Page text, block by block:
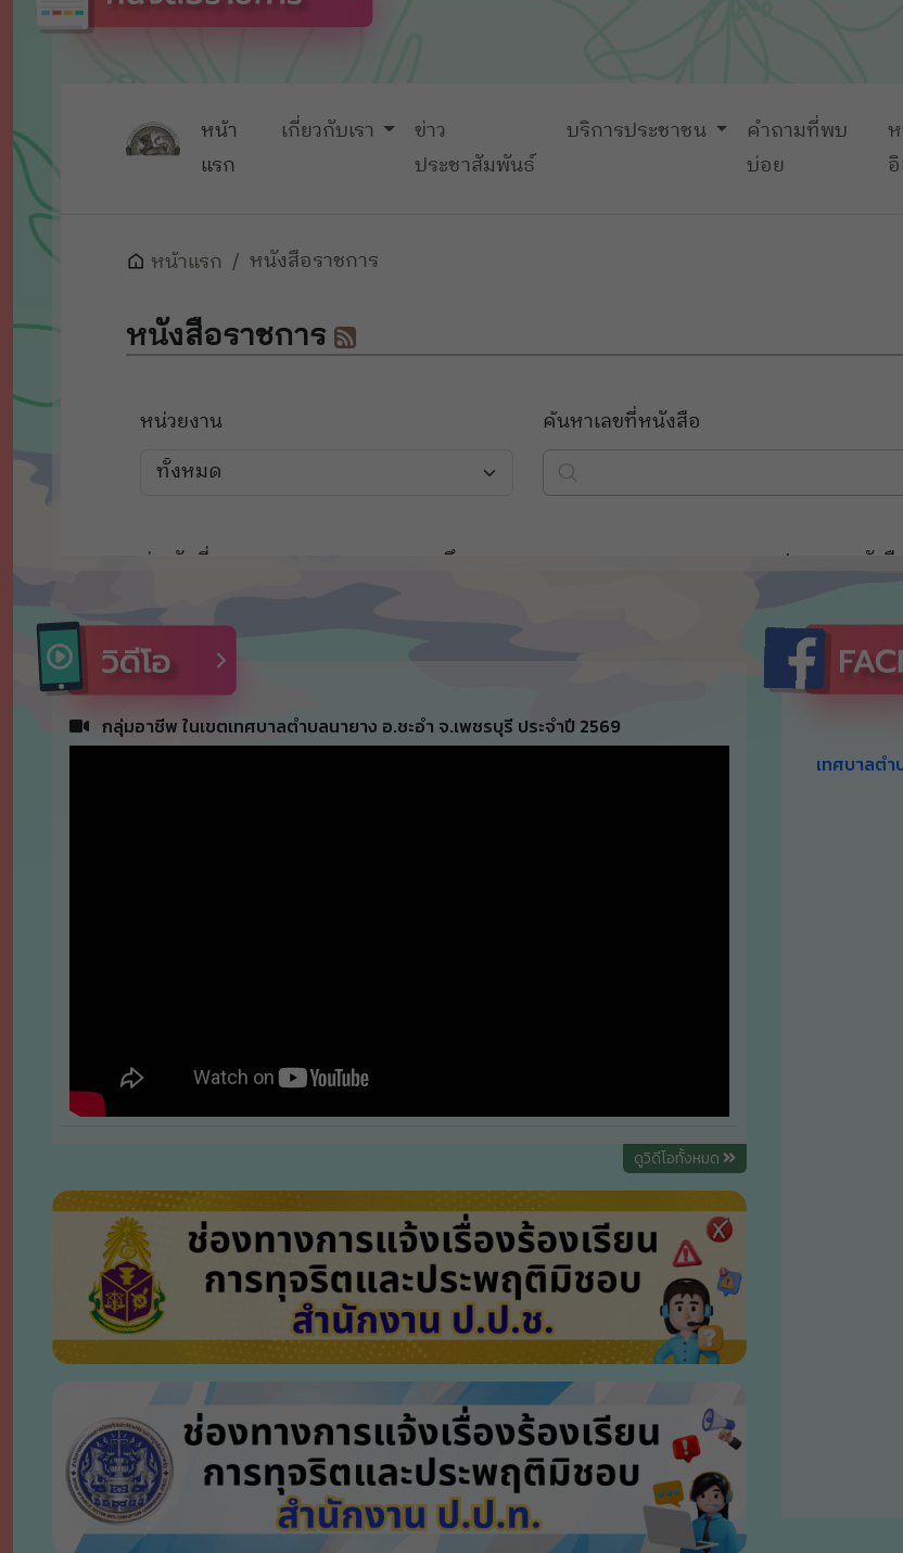
กลุ่มอาชีพ ในเขตเทศบาลตำบลนายาง อ.ชะอำ จ.เพชรบุรี ประจำปี 2569
ดูวิดีโอทั้งหมด
เทศบาลตำ